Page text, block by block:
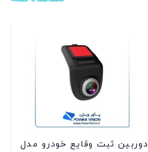
دوربین ثبت وقایع خودرو مدل